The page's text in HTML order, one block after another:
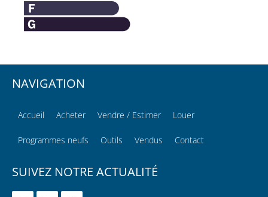
NAVIGATION
Accueil Acheter Vendre / Estimer Louer
Programmes neufs Outils Vendus Contact
SUIVEZ NOTRE ACTUALITÉ